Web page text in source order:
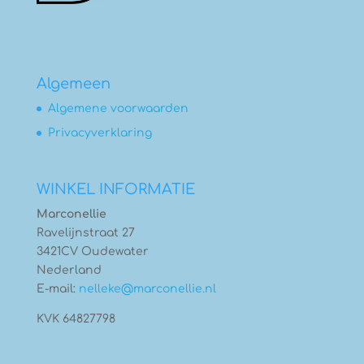
Algemeen
Algemene voorwaarden
Privacyverklaring
WINKEL INFORMATIE
Marconellie
Ravelijnstraat 27
3421CV Oudewater
Nederland
E-mail: nelleke@marconellie.nl
KVK 64827798